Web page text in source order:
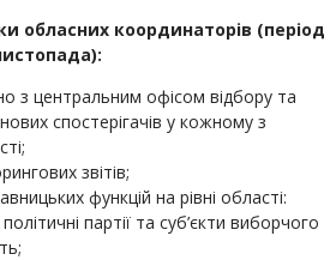
обласних координаторів (період
з центральним офісом відбору та
спостерігачів у кожному з
звітів;
функцій на рівні області:
партії та суб’єкти виборчого